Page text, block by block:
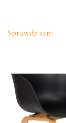
Sprawdź sam